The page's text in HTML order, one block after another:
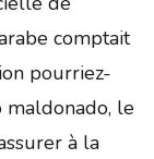
comptait
pourriez-
le
à la